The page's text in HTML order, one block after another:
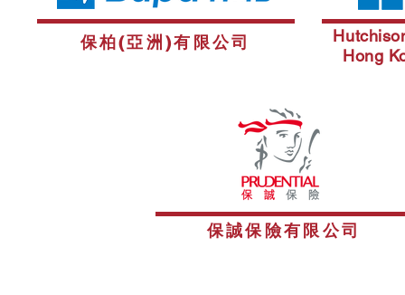
保柏(亞洲)有限公司
Hong
保誠保險有限公司